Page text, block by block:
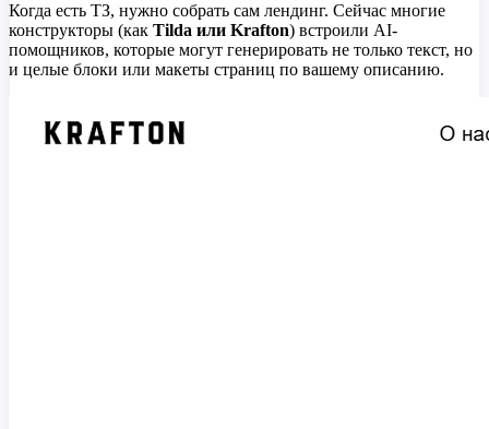
Когда есть ТЗ, нужно собрать сам лендинг. Сейчас многие
конструкторы (как Tilda или Krafton) встроили AI-
помощников, которые могут генерировать не только текст, но
и целые блоки или макеты страниц по вашему описанию.